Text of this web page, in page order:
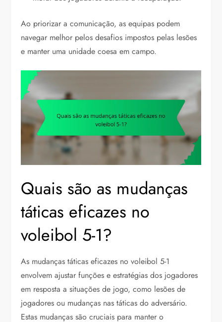
Ao priorizar a comunicação, as equipas podem
navegar melhor pelos desafios impostos pelas lesões
e manter uma unidade coesa em campo.
Quais são as mudanças
táticas eficazes no
voleibol 5-1?
As mudanças táticas eficazes no voleibol 5-1
envolvem ajustar funções e estratégias dos jogadores
em resposta a situações de jogo, como lesões de
jogadores ou mudanças nas táticas do adversário.
Estas mudanças são cruciais para manter o